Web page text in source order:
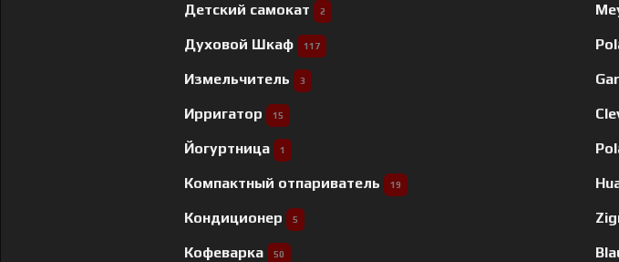
Детский самокат 2
Духовой Шкаф 117
Измельчитель 3
Ирригатор 15
Йогуртница 1
Компактный отпариватель 19
Кондиционер 5
Кофеварка 50